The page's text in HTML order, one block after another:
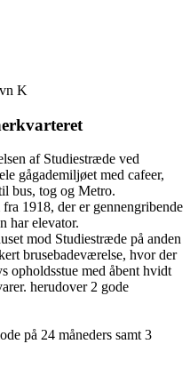
K
af Studiestræde ved
gågademiljøet med cafeer,
bus, tog og Metro.
1918, der er gennengribende
har elevator.
mod Studiestræde på anden
brusebadeværelse, hvor der
opholdsstue med åbent hvidt
herudover 2 gode
på 24 måneders samt 3